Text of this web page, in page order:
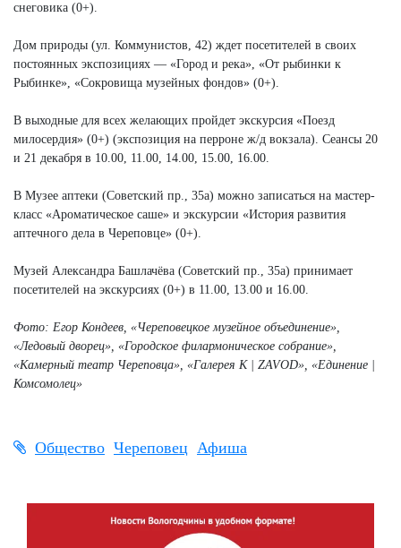
снеговика (0+).
Дом природы (ул. Коммунистов, 42) ждет посетителей в своих
постоянных экспозициях — «Город и река», «От рыбинки к
Рыбинке», «Сокровища музейных фондов» (0+).
В выходные для всех желающих пройдет экскурсия «Поезд
милосердия» (0+) (экспозиция на перроне ж/д вокзала). Сеансы 20
и 21 декабря в 10.00, 11.00, 14.00, 15.00, 16.00.
В Музее аптеки (Советский пр., 35а) можно записаться на мастер-
класс «Ароматическое саше» и экскурсии «История развития
аптечного дела в Череповце» (0+).
Музей Александра Башлачёва (Советский пр., 35а) принимает
посетителей на экскурсиях (0+) в 11.00, 13.00 и 16.00.
Фото: Егор Кондеев, «Череповецкое музейное объединение»,
«Ледовый дворец», «Городское филармоническое собрание»,
«Камерный театр Череповца», «Галерея К | ZAVOD», «Единение |
Комсомолец»
Общество Череповец Афиша